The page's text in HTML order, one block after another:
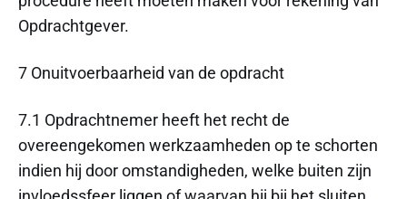
Opdrachtgever.
7 Onuitvoerbaarheid van de opdracht
7.1 Opdrachtnemer heeft het recht de
overeengekomen werkzaamheden op te schorten
indien hij door omstandigheden, welke buiten zijn